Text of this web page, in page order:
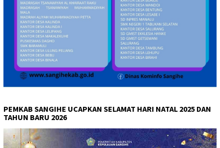
PEMKAB SANGIHE UCAPKAN SELAMAT HARI NATAL 2025 DAN
TAHUN BARU 2026